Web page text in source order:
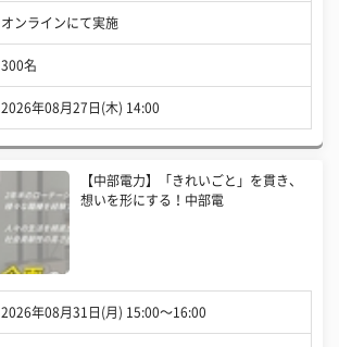
オンラインにて実施
300名
2026年08月27日(木) 14:00
【中部電力】「きれいごと」を貫き、
想いを形にする！中部電
2026年08月31日(月) 15:00〜16:00